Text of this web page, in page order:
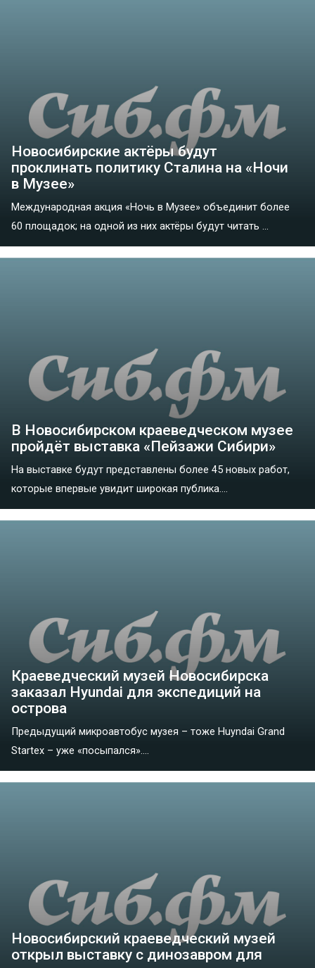
Новосибирские актёры будут
проклинать политику Сталина на «Ночи
в Музее»
Международная акция «Ночь в Музее» объединит более
60 площадок; на одной из них актёры будут читать ...
В Новосибирском краеведческом музее
пройдёт выставка «Пейзажи Сибири»
На выставке будут представлены более 45 новых работ,
которые впервые увидит широкая публика....
Краеведческий музей Новосибирска
заказал Hyundai для экспедиций на
острова
Предыдущий микроавтобус музея – тоже Huyndai Grand
Startex – уже «посыпался»....
Новосибирский краеведческий музей
открыл выставку с динозавром для